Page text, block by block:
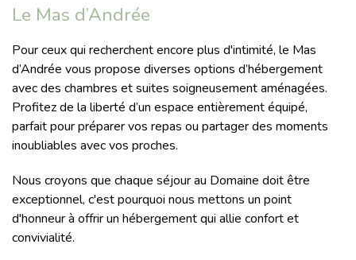
Le Mas d’Andrée
Pour ceux qui recherchent encore plus d'intimité, le Mas
d’Andrée vous propose diverses options d’hébergement
avec des chambres et suites soigneusement aménagées.
Profitez de la liberté d’un espace entièrement équipé,
parfait pour préparer vos repas ou partager des moments
inoubliables avec vos proches.
Nous croyons que chaque séjour au Domaine doit être
exceptionnel, c'est pourquoi nous mettons un point
d'honneur à offrir un hébergement qui allie confort et
convivialité.